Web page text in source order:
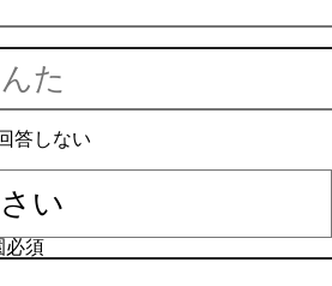
答しない
必須